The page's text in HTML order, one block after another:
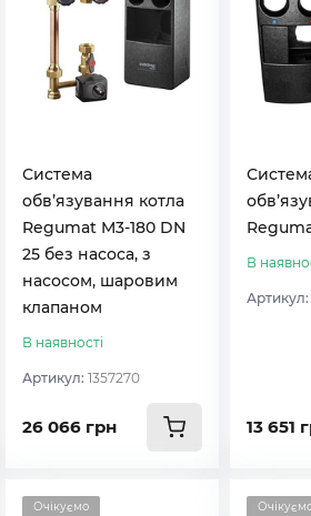
Система
обв’язування котла
Regumat M3-180 DN
25 без насоса, з
насосом, шаровим
клапаном
В наявності
Артикул: 1357270
26 066 грн
В
13 651
Очікуємо